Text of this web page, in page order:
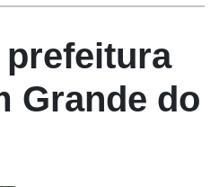
Grande do